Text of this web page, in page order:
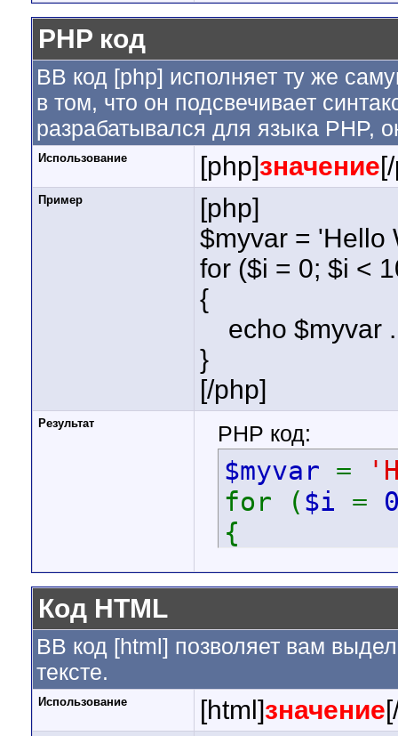
PHP код
BB код [php] исполняет ту же
в том, что он подсвечивает
разрабатывался для языка PHP,
Использование [php]значение
Пример
[php]
$myvar = 'Hello
for ($i = 0; $i <
{
echo $myvar
}
[/php]
Результат PHP код:
$myvar =
for ( $i =
{
echo
}
Код HTML
BB код [html] позволяет вам
тексте.
Использование [html]значение